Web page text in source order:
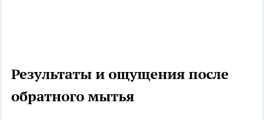
Результаты и ощущения после
обратного мытья